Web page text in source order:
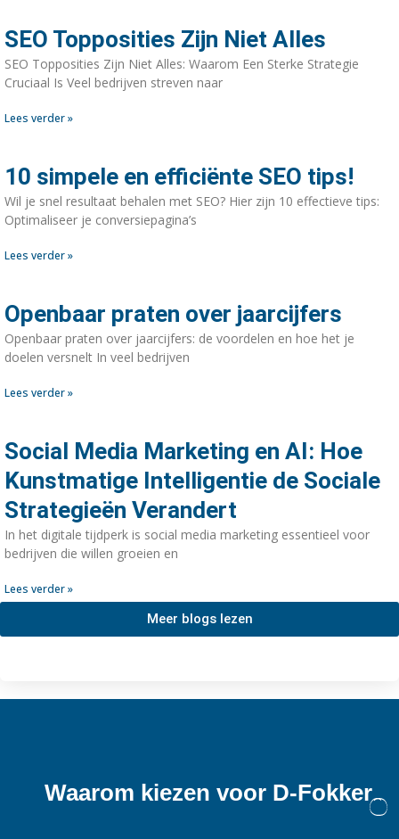
SEO Topposities Zijn Niet Alles
SEO Topposities Zijn Niet Alles: Waarom Een Sterke Strategie
Cruciaal Is Veel bedrijven streven naar
Lees verder »
10 simpele en efficiënte SEO tips!
Wil je snel resultaat behalen met SEO? Hier zijn 10 effectieve tips:
Optimaliseer je conversiepagina’s
Lees verder »
Openbaar praten over jaarcijfers
Openbaar praten over jaarcijfers: de voordelen en hoe het je
doelen versnelt In veel bedrijven
Lees verder »
Social Media Marketing en AI: Hoe
Kunstmatige Intelligentie de Sociale
Strategieën Verandert
In het digitale tijdperk is social media marketing essentieel voor
bedrijven die willen groeien en
Lees verder »
Meer blogs lezen
Waarom kiezen voor D-Fokker